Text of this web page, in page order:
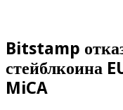
Bitstamp
стейблкоина
MiCA